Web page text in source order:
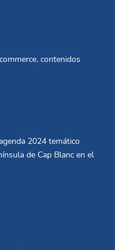
contenidos
2024 temático
de Cap Blanc en el